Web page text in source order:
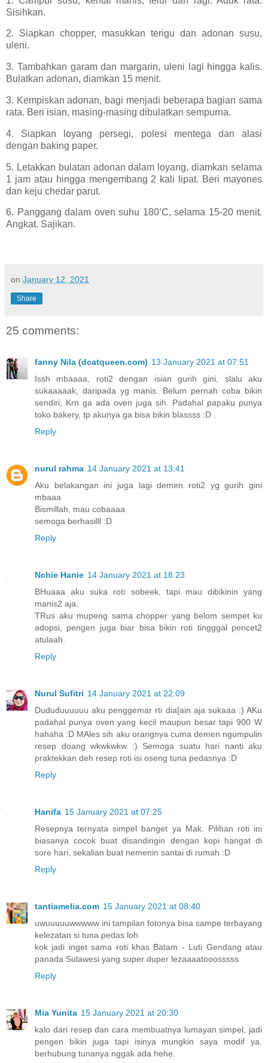
Sisihkan.
2. Siapkan chopper, masukkan terigu dan adonan susu,
uleni.
3. Tambahkan garam dan margarin, uleni lagi hingga kalis.
Bulatkan adonan, diamkan 15 menit.
3. Kempiskan adonan, bagi menjadi beberapa bagian sama
rata. Beri isian, masing-masing dibulatkan sempurna.
4. Siapkan loyang persegi, polesi mentega dan alasi
dengan baking paper.
5. Letakkan bulatan adonan dalam loyang, diamkan selama
1 jam atau hingga mengembang 2 kali lipat. Beri mayones
dan keju chedar parut.
6. Panggang dalam oven suhu 180’C, selama 15-20 menit.
Angkat. Sajikan.
on January 12, 2021
Share
25 comments:
fanny Nila (dcatqueen.com) 13 January 2021 at 07:51
Issh mbaaaa, roti2 dengan isian gurih gini, slalu aku
sukaaaaak, daripada yg manis. Belum pernah coba bikin
sendiri, Krn ga ada oven juga sih. Padahal papaku punya
toko bakery, tp akunya ga bisa bikin blassss :D .
Reply
nurul rahma 14 January 2021 at 13:41
Aku belakangan ini juga lagi demen roti2 yg gurih gini
mbaaa
Bismillah, mau cobaaaa
semoga berhasilll :D
Reply
Nchie Hanie 14 January 2021 at 18:23
BHuaaa aku suka roti sobeek, tapi mau dibikinin yang
manis2 aja.
TRus aku mupeng sama chopper yang belom sempet ku
adopsi, pengen juga biar bisa bikin roti tingggal pencet2
atulaah.
Reply
Nurul Sufitri 14 January 2021 at 22:09
Dududuuuuuu aku penggemar rti dia[ain aja sukaaa :) AKu
padahal punya oven yang kecil maupun besar tapi 900 W
hahaha :D MAles sih aku orangnya cuma demen ngumpulin
resep doang wkwkwkw :) Semoga suatu hari nanti aku
praktekkan deh resep roti isi oseng tuna pedasnya :D
Reply
Hanifa 15 January 2021 at 07:25
Resepnya ternyata simpel banget ya Mak. Pilihan roti ini
biasanya cocok buat disandingin dengan kopi hangat di
sore hari, sekalian buat nemenin santai di rumah :D
Reply
tantiamelia.com 15 January 2021 at 08:40
uwuuuuuwwwww ini tampilan fotonya bisa sampe terbayang
kelezatan si tuna pedas loh
kok jadi inget sama roti khas Batam - Luti Gendang atau
panada Sulawesi yang super duper lezaaaatooosssss
Reply
Mia Yunita 15 January 2021 at 20:30
kalo dari resep dan cara membuatnya lumayan simpel, jadi
pengen bikin juga tapi isinya mungkin saya modif ya.
berhubung tunanya nggak ada hehe.